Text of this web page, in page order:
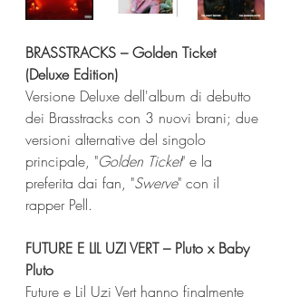
BRASSTRACKS – Golden Ticket
(Deluxe Edition)
Versione Deluxe dell'album di debutto
dei Brasstracks con 3 nuovi brani; due
versioni alternative del singolo
principale, "Golden Ticket" e la
preferita dai fan, "Swerve" con il
rapper Pell.
FUTURE E LIL UZI VERT – Pluto x Baby
Pluto
Future e Lil Uzi Vert hanno finalmente